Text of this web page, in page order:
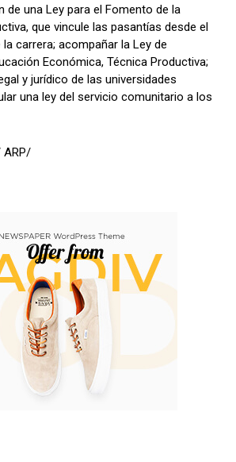
de una Ley para el Fomento de la
que vincule las pasantías desde el
carrera; acompañar la Ley de
Económica, Técnica Productiva;
y jurídico de las universidades
una ley del servicio comunitario a los
ARP/